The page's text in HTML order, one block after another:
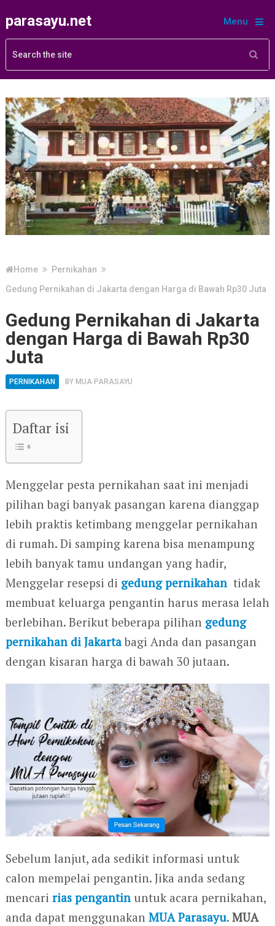
parasayu.net Menu
Home
Pernikahan
Gedung Pernikahan di Jakarta dengan Harga di Bawah Rp30 Juta
Gedung Pernikahan di Jakarta
dengan Harga di Bawah Rp30
Juta
PERNIKAHAN BY MUA PARASAYU
Daftar isi
Menggelar pesta pernikahan saat ini menjadi
pilihan bagi banyak pasangan karena dianggap
lebih praktis ketimbang menggelar pernikahan
di rumah. Di samping karena bisa menampung
lebih banyak tamu undangan yang hadir,
Menggelar resepsi di gedung pernikahan tidak
membuat keluarga pengantin harus merasa lelah
berlebihan. Berikut beberapa pilihan gedung
pernikahan di Jakartabagi Anda dan pasangan
dengan kisaran harga di bawah 30 jutaan.
Sebelum lanjut, ada sedikit informasi untuk
calon mempelai pengantin. Jika anda sedang
mencari rias pengantinuntuk acara pernikahan,
anda dapat menggunakan MUA Parasayu. MUA